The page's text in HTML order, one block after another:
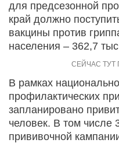
для предсезонной
край должно
вакцины против
населения – 362,7
В рамках
профилактических
запланировано
человек. В том числе
прививочной